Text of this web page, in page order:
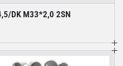
DK М33*2,0 2SN